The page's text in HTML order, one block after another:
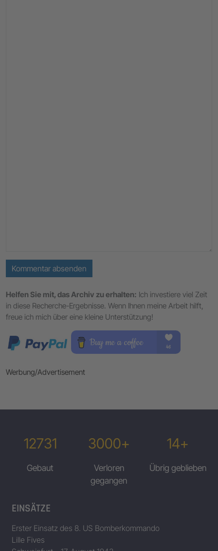
Kommentar absenden
Helfen Sie mit, das Archiv zu erhalten: Ich investiere viel Zeit
in diese Recherche-Ergebnisse. Wenn Ihnen meine Arbeit hilft,
freue ich mich über eine kleine Unterstützung!
Werbung/Advertisement
12731
Gebaut
3000+
Verloren
gegangen
14+
Übrig geblieben
EINSÄTZE
Erster Einsatz des 8. US Bomberkommando
Lille Fives